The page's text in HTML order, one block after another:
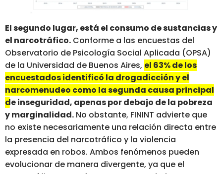
El segundo lugar, está el consumo de sustancias y
el narcotráfico. Conforme a las encuestas del
Observatorio de Psicología Social Aplicada (OPSA)
de la Universidad de Buenos Aires, el 63% de los
encuestados identificó la drogadicción y el
narcomenudeo como la segunda causa principal
de inseguridad, apenas por debajo de la pobreza
y marginalidad. No obstante, FININT advierte que
no existe necesariamente una relación directa entre
la presencia del narcotráfico y la violencia
expresada en robos. Ambos fenómenos pueden
evolucionar de manera divergente, ya que el